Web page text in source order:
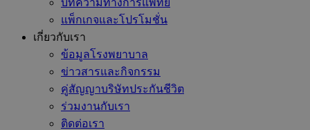
บทความทางการแพทย์
แพ็กเกจและโปรโมชั่น
เกี่ยวกับเรา
ข้อมูลโรงพยาบาล
ข่าวสารและกิจกรรม
คู่สัญญาบริษัทประกันชีวิต
ร่วมงานกับเรา
ติดต่อเรา